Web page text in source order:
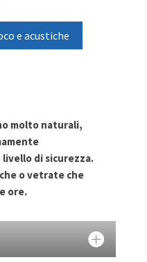
e acustiche
molto naturali,
livello di sicurezza.
o vetrate che
ore.